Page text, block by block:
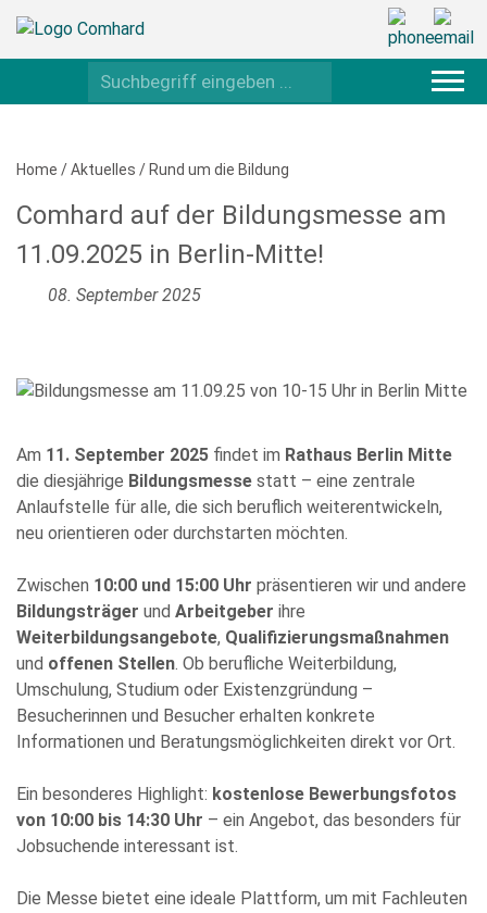
Home /Aktuelles / Rund um die Bildung
Comhard auf der Bildungsmesse am
11.09.2025 in Berlin-Mitte!
08. September 2025
Am 11. September 2025 findet im Rathaus Berlin Mitte
die diesjährige Bildungsmesse statt – eine zentrale
Anlaufstelle für alle, die sich beruflich weiterentwickeln,
neu orientieren oder durchstarten möchten.
Zwischen 10:00 und 15:00 Uhr präsentieren wir und andere
Bildungsträger und Arbeitgeber ihre
Weiterbildungsangebote, Qualifizierungsmaßnahmen
und offenen Stellen. Ob berufliche Weiterbildung,
Umschulung, Studium oder Existenzgründung –
Besucherinnen und Besucher erhalten konkrete
Informationen und Beratungsmöglichkeiten direkt vor Ort.
Ein besonderes Highlight: kostenlose Bewerbungsfotos
von 10:00 bis 14:30 Uhr – ein Angebot, das besonders für
Jobsuchende interessant ist.
Die Messe bietet eine ideale Plattform, um mit Fachleuten
Bitte
Pflichtfelder
aus.
Please
leave
this
field